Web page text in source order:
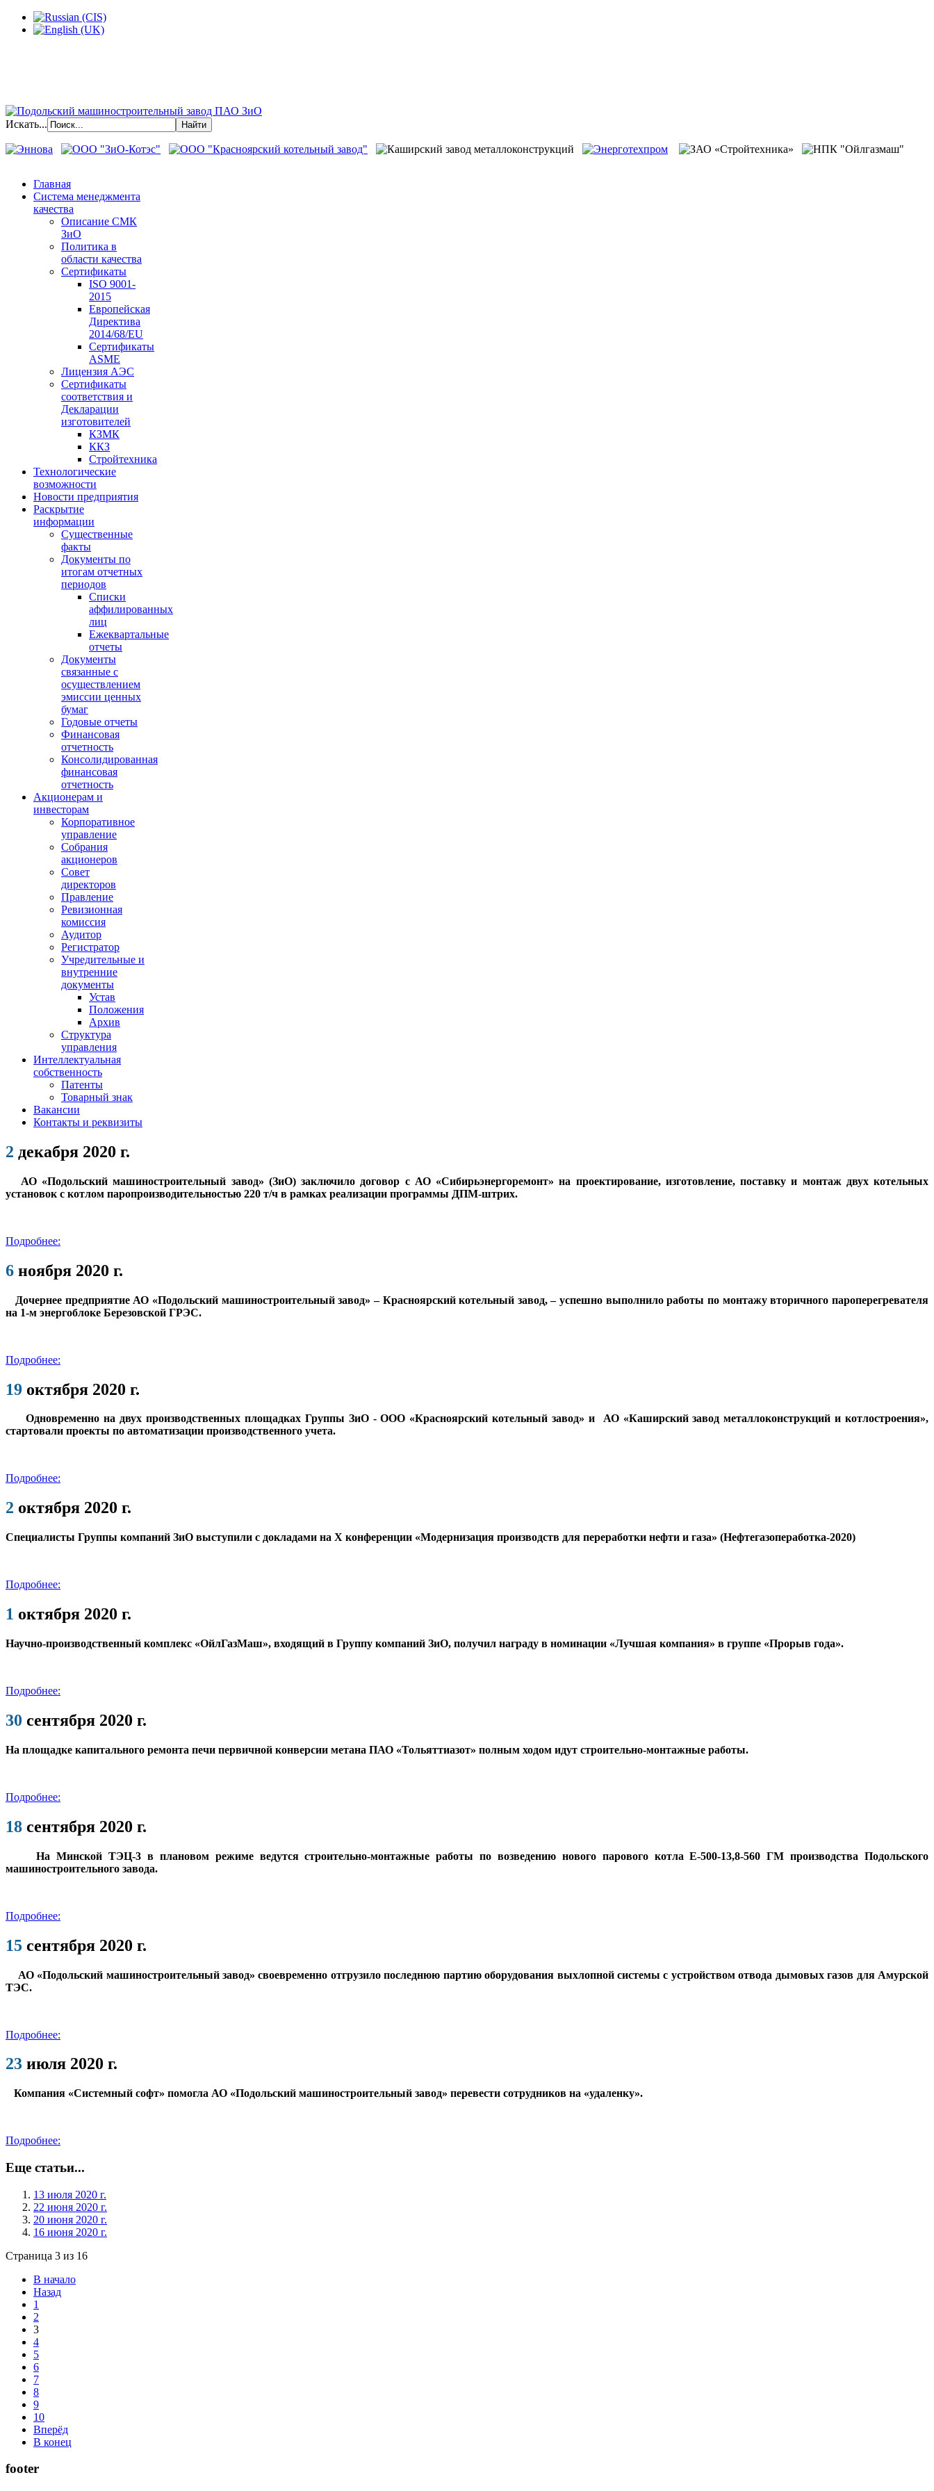
Искать...
Главная
Система менеджмента
качества
Описание СМК
ЗиО
Политика в
области качества
Сертификаты
ISO 9001-
2015
Европейская
Директива
2014/68/EU
Сертификаты
ASME
Лицензия АЭС
Сертификаты
соответствия и
Декларации
изготовителей
КЗМК
ККЗ
Стройтехника
Технологические
возможности
Новости предприятия
Раскрытие
информации
Существенные
факты
Документы по
итогам отчетных
периодов
Списки
аффилированных
лиц
Ежеквартальные
отчеты
Документы
связанные с
осуществлением
эмиссии ценных
бумаг
Годовые отчеты
Финансовая
отчетность
Консолидированная
финансовая
отчетность
Акционерам и
инвесторам
Корпоративное
управление
Собрания
акционеров
Совет
директоров
Правление
Ревизионная
комиссия
Аудитор
Регистратор
Учредительные и
внутренние
документы
Устав
Положения
Архив
Структура
управления
Интеллектуальная
собственность
Патенты
Товарный знак
Вакансии
Контакты и реквизиты
2 декабря 2020 г.
АО «Подольский машиностроительный завод» (ЗиО) заключило договор с АО «Сибирьэнергоремонт» на проектирование, изготовление, поставку и монтаж двух котельных
установок с котлом паропроизводительностью 220 т/ч в рамках реализации программы ДПМ-штрих.
Подробнее:
6 ноября 2020 г.
Дочернее предприятие АО «Подольский машиностроительный завод» – Красноярский котельный завод, – успешно выполнило работы по монтажу вторичного пароперегревателя
на 1-м энергоблоке Березовской ГРЭС.
Подробнее:
19 октября 2020 г.
Одновременно на двух производственных площадках Группы ЗиО - ООО «Красноярский котельный завод» и АО «Каширский завод металлоконструкций и котлостроения»,
стартовали проекты по автоматизации производственного учета.
Подробнее:
2 октября 2020 г.
Специалисты Группы компаний ЗиО выступили с докладами на Х конференции «Модернизация производств для переработки нефти и газа» (Нефтегазопеработка-2020)
Подробнее:
1 октября 2020 г.
Научно-производственный комплекс «ОйлГазМаш», входящий в Группу компаний ЗиО, получил награду в номинации «Лучшая компания» в группе «Прорыв года».
Подробнее:
30 сентября 2020 г.
На площадке капитального ремонта печи первичной конверсии метана ПАО «Тольяттиазот» полным ходом идут строительно-монтажные работы.
Подробнее:
18 сентября 2020 г.
На Минской ТЭЦ-3 в плановом режиме ведутся строительно-монтажные работы по возведению нового парового котлаЕ-500-13,8-560 ГМ производства Подольского
машиностроительного завода.
Подробнее:
15 сентября 2020 г.
АО «Подольский машиностроительный завод» своевременно отгрузило последнюю партию оборудования выхлопной системы с устройством отвода дымовых газов для Амурской
ТЭС.
Подробнее:
23 июля 2020 г.
Компания «Системный софт» помогла АО «Подольский машиностроительный завод» перевести сотрудников на «удаленку».
Подробнее:
Еще статьи...
13 июля 2020 г.
22 июня 2020 г.
20 июня 2020 г.
16 июня 2020 г.
Страница 3 из 16
В начало
Назад
1
2
3
4
5
6
7
8
9
10
Вперёд
В конец
footer